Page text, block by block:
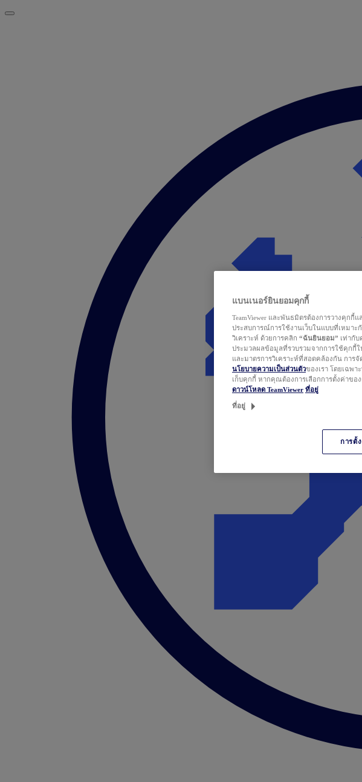
แบนเนอร์ยินยอมคุกกี้
TeamViewer และพันธมิตรต้องการวางคุก
ประสบการณ์การใช้งานเว็บในแบบที่เหมาะ
วิเคราะห์ ด้วยการคลิก “ฉันยินยอม” เท่ากั
ประมวลผลข้อมูลที่รวบรวมจากการใช้คุก
และมาตรการวิเคราะห์ที่สอดคล้องกัน การ
นโยบายความเป็นส่วนตัวของเรา โดยเฉพา
เก็บคุกกี้ หากคุณต้องการเลือกการตั้งค่าขอ
ดาวน์โหลด TeamViewer ที่อยู่
ที่อยู่
การตั้